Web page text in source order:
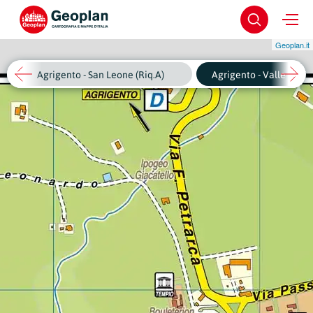
Geoplan.it
Agrigento - San Leone (Riq.A) Agrigento - Valle dei